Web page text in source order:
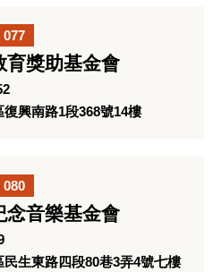
077
育獎助基金會
興南路1段368號14樓
080
念音樂基金會
生東路四段80巷3弄4號七樓